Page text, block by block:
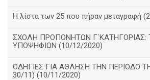
Η λίστα των 25 που πήραν μεταγραφή
ΣΧΟΛΗ ΠΡΟΠΟΝΗΤΩΝ
ΥΠΟΨΗΦΙΩΝ (10/12/2020)
ΟΔΗΓΙΕΣ ΓΙΑ ΑΘΛΗΣΗ ΤΗΝ ΠΕΡΙΟΔΟ
30/11) (10/11/2020)